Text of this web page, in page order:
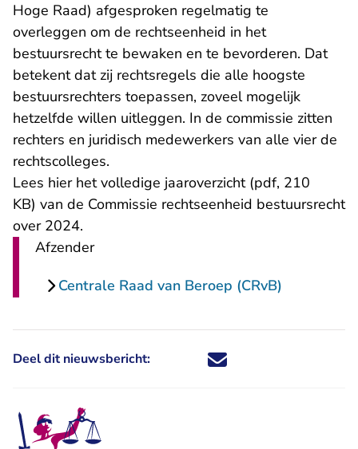
Hoge Raad) afgesproken regelmatig te
overleggen om de rechtseenheid in het
bestuursrecht te bewaken en te bevorderen. Dat
betekent dat zij rechtsregels die alle hoogste
bestuursrechters toepassen, zoveel mogelijk
hetzelfde willen uitleggen. In de commissie zitten
rechters en juridisch medewerkers van alle vier de
rechtscolleges.
Lees hier het volledige jaaroverzicht (pdf, 210
KB) van de Commissie rechtseenheid bestuursrecht
over 2024.
Afzender
Centrale Raad van Beroep (CRvB)
Deel dit nieuwsbericht: Deel dit nieuwsbericht via X -
Deel dit nieuwsbericht via
Deel dit nieuwsbericht
Deel dit